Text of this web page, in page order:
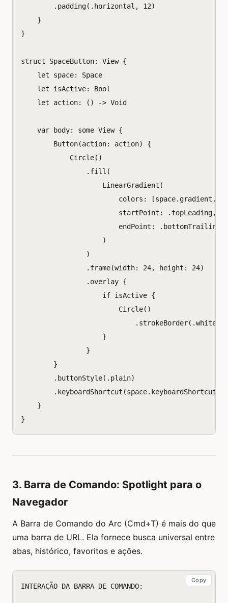
. padding(. horizontal , 12)
}
}
struct SpaceButton: View {
let
space:
Space
let
isActive:
Bool
let
action: () -> Void
var body: some View {
Button(action: action)
{
Circle()
. fill (
LinearGradient (
colors : [space. gradient .
startPoint : .topLeading,
endPoint : . bottomTrailing
)
)
. frame(width: 24, height : 24)
. overlay {
if isActive {
Circle()
. strokeBorder(.white
}
}
}
. buttonStyle(. plain)
. keyboardShortcut (space. keyboardShortcut
}
}
3. Barra de Comando: Spotlight para o
Navegador
A Barra de Comando do Arc (Cmd+T) é mais do que
uma barra de URL. Ela fornece busca universal entre
abas, histórico, favoritos e ações.
INTERAÇÃO DA BARRA DE COMANDO:
Copy